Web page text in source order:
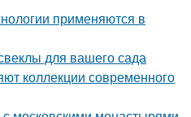
применяются в
для вашего сада
коллекции современного